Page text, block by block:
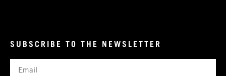
SUBSCRIBE TO THE NEWSLETTER